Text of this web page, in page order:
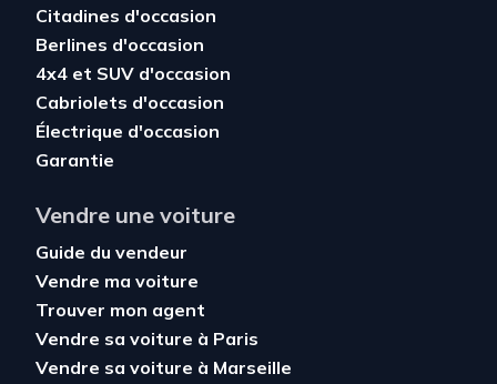
Citadines d'occasion
Berlines d'occasion
4x4 et SUV d'occasion
Cabriolets d'occasion
Électrique d'occasion
Garantie
Vendre une voiture
Guide du vendeur
Vendre ma voiture
Trouver mon agent
Vendre sa voiture à Paris
Vendre sa voiture à Marseille